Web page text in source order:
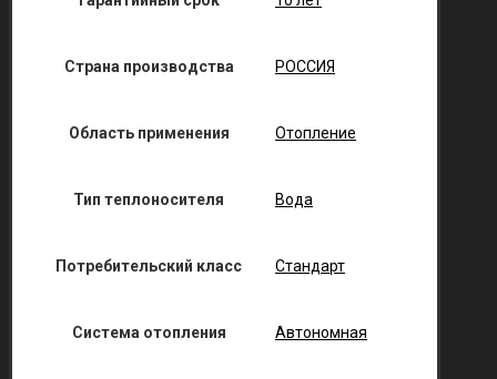
Страна производства РОССИЯ
Область применения Отопление
Тип теплоносителя Вода
Потребительский класс Стандарт
Система отопления Автономная